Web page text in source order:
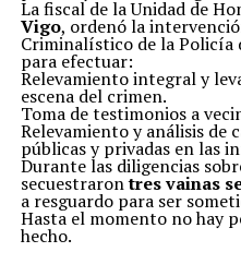
La fiscal de la Unidad de
Vigo, ordenó la
Criminalístico de la Policía
para efectuar:
Relevamiento integral y
escena del crimen.
Toma de testimonios a
Relevamiento y análisis de
públicas y privadas en las
Durante las diligencias
secuestrarontres vainas
a resguardo para ser
Hasta el momento no hay
hecho.